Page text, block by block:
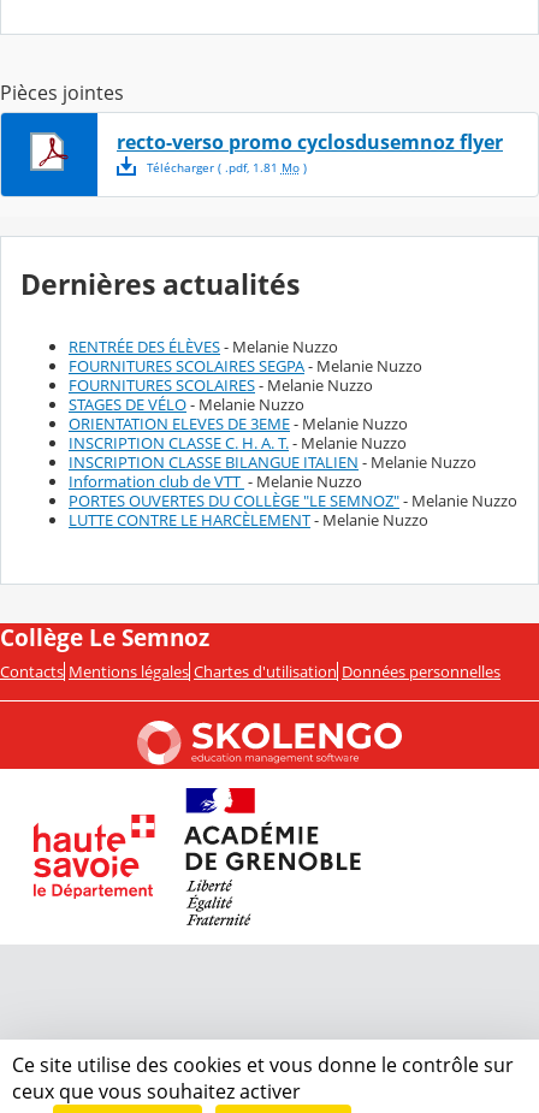
Pièces jointes
recto-verso promo cyclosdusemnoz flyer
Télécharger( .pdf, 1.81 Mo)
Dernières actualités
RENTRÉE DES ÉLÈVES- Melanie Nuzzo
FOURNITURES SCOLAIRES SEGPA- Melanie Nuzzo
FOURNITURES SCOLAIRES- Melanie Nuzzo
STAGES DE VÉLO- Melanie Nuzzo
ORIENTATION ELEVES DE 3EME- Melanie Nuzzo
INSCRIPTION CLASSE C. H. A. T.- Melanie Nuzzo
INSCRIPTION CLASSE BILANGUE ITALIEN - Melanie Nuzzo
Information club de VTT - Melanie Nuzzo
PORTES OUVERTES DU COLLÈGE "LE SEMNOZ"- Melanie Nuzzo
LUTTE CONTRE LE HARCÈLEMENT- Melanie Nuzzo
Collège Le Semnoz
Contacts Mentions légales Chartes d'utilisation Données personnelles
Ce site utilise des cookies et vous donne le contrôle sur
ceux que vous souhaitez activer